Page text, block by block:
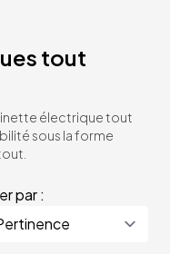
tout
électrique tout
sous la forme
par :